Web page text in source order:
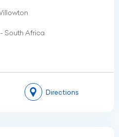
South Africa
Directions